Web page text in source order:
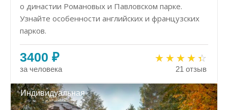
о династии Романовых и Павловском парке.
Узнайте особенности английских и французских
парков.
3400 ₽
за человека 21 отзыв
Индивидуальная